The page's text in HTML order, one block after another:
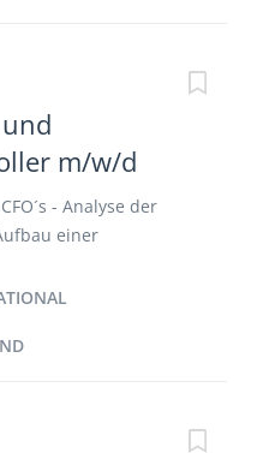
m/w/d
- Analyse der
einer
-
um eine
- Aufbau einer